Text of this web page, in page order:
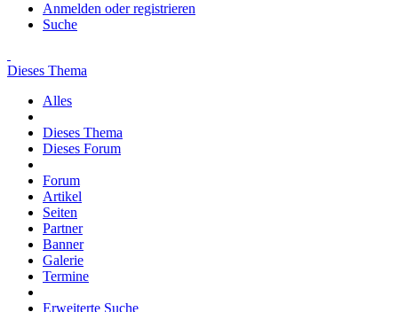
Anmelden oder registrieren
Suche
Dieses Thema
Alles
Dieses Thema
Dieses Forum
Forum
Artikel
Seiten
Partner
Banner
Galerie
Termine
Erweiterte Suche